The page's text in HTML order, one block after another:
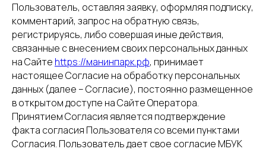
Пользователь, оставляя заявку, оформляя подписку,
комментарий, запрос на обратную связь,
регистрируясь, либо совершая иные действия,
связанные с внесением своих персональных данных
на Сайте https://манинпарк.рф, принимает
настоящее Согласие на обработку персональных
данных (далее – Согласие), постоянно размещенное
в открытом доступе на Сайте Оператора.
Принятием Согласия является подтверждение
факта согласия Пользователя со всеми пунктами
Согласия. Пользователь дает свое согласие МБУК